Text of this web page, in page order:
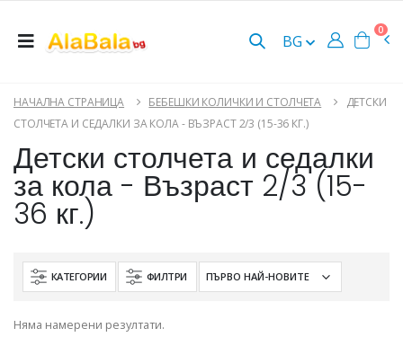
BG
0
НАЧАЛНА СТРАНИЦА БЕБЕШКИ КОЛИЧКИ И СТОЛЧЕТА
ДЕТСКИ
СТОЛЧЕТА И СЕДАЛКИ ЗА КОЛА - ВЪЗРАСТ 2/3 (15-36 КГ.)
Детски столчета и седалки
за кола - Възраст 2/3 (15-
36 кг.)
КАТЕГОРИИ ФИЛТРИ
Няма намерени резултати.